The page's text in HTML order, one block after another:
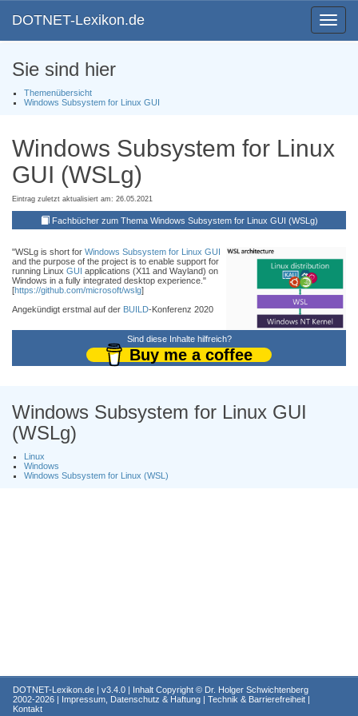
Toggle
DOTNET-Lexikon.de
Sie sind hier
Themenübersicht
Windows Subsystem for Linux GUI
Windows Subsystem for Linux
GUI (WSLg)
Eintrag zuletzt aktualisiert am: 26.05.2021
Fachbücher zum Thema Windows Subsystem for Linux GUI (WSLg)
"WSLg is short for Windows Subsystem for Linux GUI
and the purpose of the project is to enable support for
running Linux GUI applications (X11 and Wayland) on
Windows in a fully integrated desktop experience."
[https://github.com/microsoft/wslg]
Angekündigt erstmal auf der BUILD-Konferenz 2020
Sind diese Inhalte hilfreich?
Buy me a coffee
Windows Subsystem for Linux GUI
(WSLg)
Linux
Windows
Windows Subsystem for Linux (WSL)
DOTNET-Lexikon.de | v3.4.0 | Inhalt Copyright © Dr. Holger Schwichtenberg
2002-2026 | Impressum, Datenschutz & Haftung | Technik & Barrierefreiheit |
Kontakt